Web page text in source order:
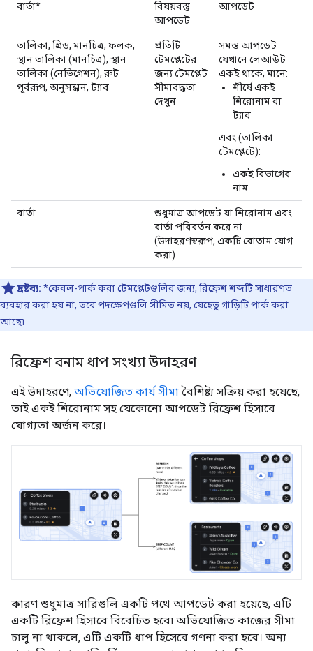
বার্তা*
বিষয়বস্তু
আপডেট
আপডেট
তালিকা, গ্রিড, মানচিত্র, ফলক,
স্থান তালিকা (মানচিত্র), স্থান
তালিকা (নেভিগেশন), রুট
পূর্বরূপ, অনুসন্ধান, ট্যাব
প্রতিটি
টেমপ্লেটের
জন্য টেমপ্লেট
সীমাবদ্ধতা
দেখুন
সমস্ত আপডেট
যেখানে লেআউট
একই থাকে, মানে:
শীর্ষে একই
শিরোনাম বা
ট্যাব
এবং (তালিকা
টেমপ্লেটে):
একই বিভাগের
নাম
বার্তা
শুধুমাত্র আপডেট যা শিরোনাম এবং
বার্তা পরিবর্তন করে না
(উদাহরণস্বরূপ, একটি বোতাম যোগ
করা)
দ্রষ্টব্য: *কেবল-পার্ক করা টেমপ্লেটগুলির জন্য, রিফ্রেশ শব্দটি সাধারণত
ব্যবহার করা হয় না, তবে পদক্ষেপগুলি সীমিত নয়, যেহেতু গাড়িটি পার্ক করা
আছে৷
রিফ্রেশ বনাম ধাপ সংখ্যা উদাহরণ
এই উদাহরণে, অভিযোজিত কার্য সীমা বৈশিষ্ট্য সক্রিয় করা হয়েছে,
তাই একই শিরোনাম সহ যেকোনো আপডেট রিফ্রেশ হিসাবে
যোগ্যতা অর্জন করে।
কারণ শুধুমাত্র সারিগুলি একটি পথে আপডেট করা হয়েছে, এটি
একটি রিফ্রেশ হিসাবে বিবেচিত হবে৷ অভিযোজিত কাজের সীমা
চালু না থাকলে, এটি একটি ধাপ হিসেবে গণনা করা হবে। অন্য